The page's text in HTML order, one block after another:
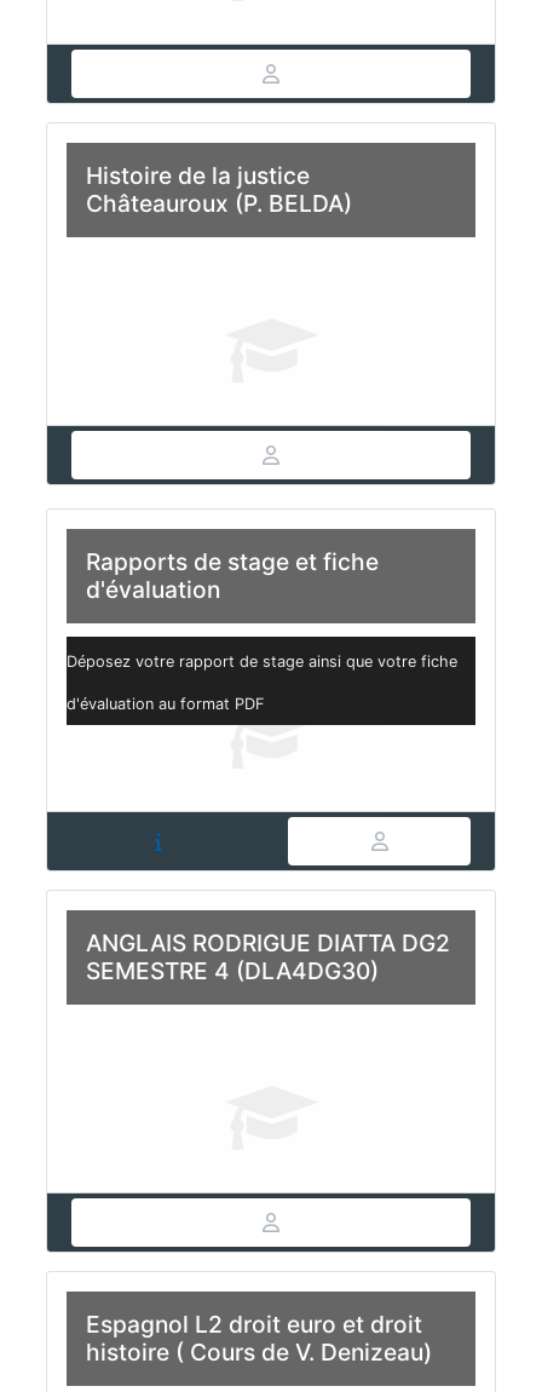
Histoire de la justice
Châteauroux (P. BELDA)
Rapports de stage et fiche
d'évaluation
Déposez votre rapport de stage ainsi que votre fiche
d'évaluation au format PDF
ANGLAIS RODRIGUE DIATTA DG2
SEMESTRE 4 (DLA4DG30)
Espagnol L2 droit euro et droit
histoire ( Cours de V. Denizeau)